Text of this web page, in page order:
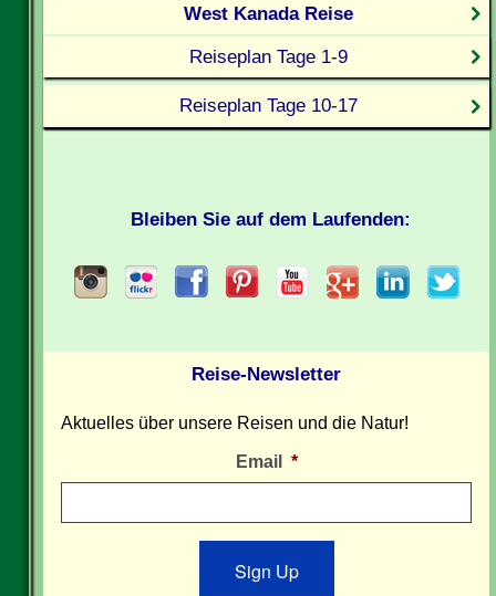
West Kanada Reise
Reiseplan Tage 1-9
Reiseplan Tage 10-17
Bleiben Sie auf dem Laufenden:
Reise-Newsletter
Aktuelles über unsere Reisen und die Natur!
Email *
Sign Up